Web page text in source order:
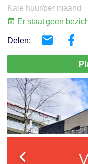
Kale huur/per maand
Er staat geen
Delen: